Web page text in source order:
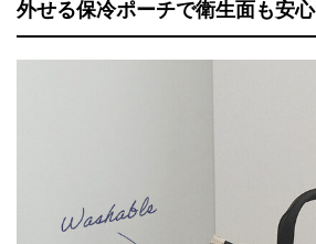
外せる保冷ポーチで衛生面も安心